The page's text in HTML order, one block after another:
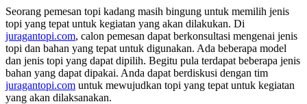
Seorang pemesan topi kadang masih bingung untuk memilih jenis
topi yang tepat untuk kegiatan yang akan dilakukan. Di
juragantopi.com, calon pemesan dapat berkonsultasi mengenai jenis
topi dan bahan yang tepat untuk digunakan. Ada beberapa model
dan jenis topi yang dapat dipilih. Begitu pula terdapat beberapa jenis
bahan yang dapat dipakai. Anda dapat berdiskusi dengan tim
juragantopi.com untuk mewujudkan topi yang tepat untuk kegiatan
yang akan dilaksanakan.